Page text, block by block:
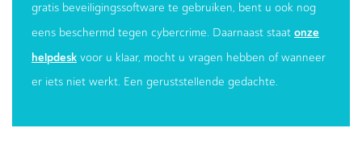
gratis beveiligingssoftware te gebruiken, bent u ook nog
eens beschermd tegen cybercrime. Daarnaast staat onze
helpdesk voor u klaar, mocht u vragen hebben of wanneer
er iets niet werkt. Een geruststellende gedachte.